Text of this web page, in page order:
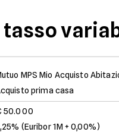
MPS Mio Acquisto
prima casa
50.000
(Euribor 1M + 0,00%)